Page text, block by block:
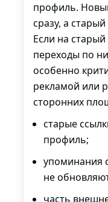
профиль.
сразу, а
Если на
переходы по
особенно
рекламой или
сторонних
старые
профиль;
упоминания
не
часть